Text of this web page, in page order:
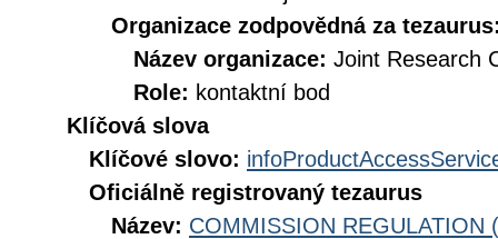
Organizace zodpovědná za
Název organizace: Joint Research
Role: kontaktní bod
Klíčová slova
Klíčové slovo:
Oficiálně registrovaný tezaurus
Název: COMMISSION REGULATION